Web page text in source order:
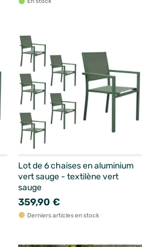
Lot de 6 chaises en aluminium
vert sauge - textilène vert
sauge
359,90 €
Derniers articles en stock